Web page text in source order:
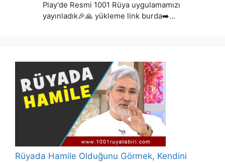
Play'de Resmi 1001 Rüya uygulamamızı
yayınladık🎉🙏 yükleme link burda➡️…
Rüyada Hamile Olduğunu Görmek, Kendini